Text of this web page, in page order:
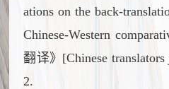
ations on the back-
Chinese-Western
翻译》[Chinese
2.